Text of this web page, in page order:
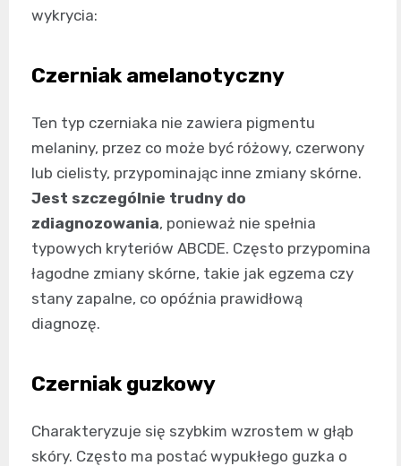
wykrycia:
Czerniak amelanotyczny
Ten typ czerniaka nie zawiera pigmentu
melaniny, przez co może być różowy, czerwony
lub cielisty, przypominając inne zmiany skórne.
Jest szczególnie trudny do
zdiagnozowania, ponieważ nie spełnia
typowych kryteriów ABCDE. Często przypomina
łagodne zmiany skórne, takie jak egzema czy
stany zapalne, co opóźnia prawidłową
diagnozę.
Czerniak guzkowy
Charakteryzuje się szybkim wzrostem w głąb
skóry. Często ma postać wypukłego guzka o